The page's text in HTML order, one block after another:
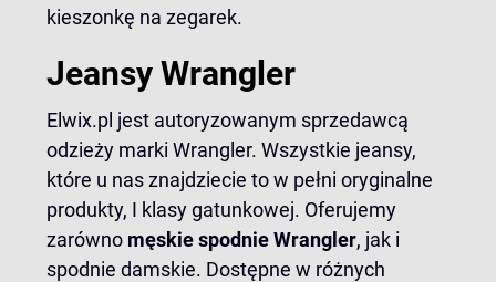
kieszonkę na zegarek.
Jeansy Wrangler
Elwix.pl jest autoryzowanym sprzedawcą
odzieży marki Wrangler. Wszystkie jeansy,
które u nas znajdziecie to w pełni oryginalne
produkty, I klasy gatunkowej. Oferujemy
zarówno męskie spodnie Wrangler, jak i
spodnie damskie. Dostępne w różnych